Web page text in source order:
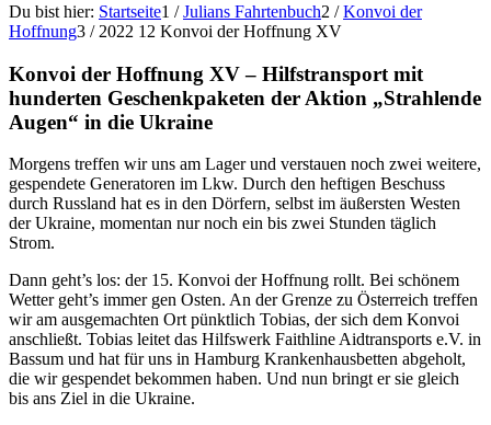
Du bist hier: Startseite1 / Julians Fahrtenbuch2 / Konvoi der
Hoffnung3 / 2022 12 Konvoi der Hoffnung XV
Konvoi der Hoffnung XV – Hilfstransport mit
hunderten Geschenkpaketen der Aktion „Strahlende
Augen“ in die Ukraine
Morgens treffen wir uns am Lager und verstauen noch zwei weitere,
gespendete Generatoren im Lkw. Durch den heftigen Beschuss
durch Russland hat es in den Dörfern, selbst im äußersten Westen
der Ukraine, momentan nur noch ein bis zwei Stunden täglich
Strom.
Dann geht’s los: der 15. Konvoi der Hoffnung rollt. Bei schönem
Wetter geht’s immer gen Osten. An der Grenze zu Österreich treffen
wir am ausgemachten Ort pünktlich Tobias, der sich dem Konvoi
anschließt. Tobias leitet das Hilfswerk Faithline Aidtransports e.V. in
Bassum und hat für uns in Hamburg Krankenhausbetten abgeholt,
die wir gespendet bekommen haben. Und nun bringt er sie gleich
bis ans Ziel in die Ukraine.